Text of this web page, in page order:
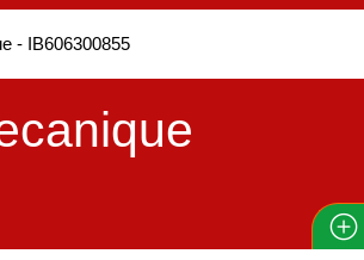
- IB606300855